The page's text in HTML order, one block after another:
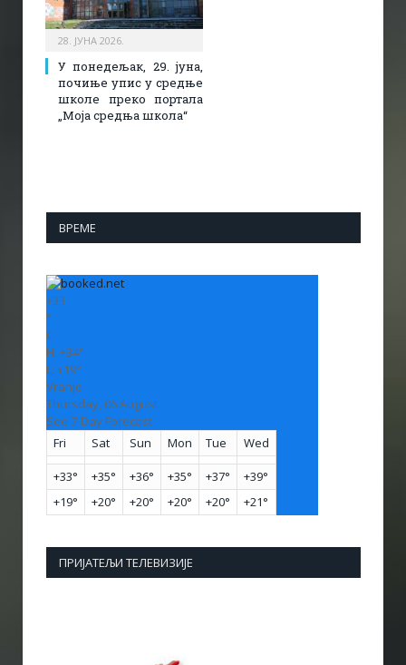
28. ЈУНА 2026.
У понедељак, 29. јуна,
почиње упис у средње
школе преко портала
„Моја средња школа“
ВРЕМЕ
+33
°
C
H: +34°
L: +19°
Vranje
Thursday, 06 August
See 7-Day Forecast
Fri
Sat Sun Mon Tue Wed
+33° +35° +36° +35° +37° +39°
+19° +20° +20° +20° +20° +21°
ПРИЈАТЕЉИ ТЕЛЕВИЗИЈЕ